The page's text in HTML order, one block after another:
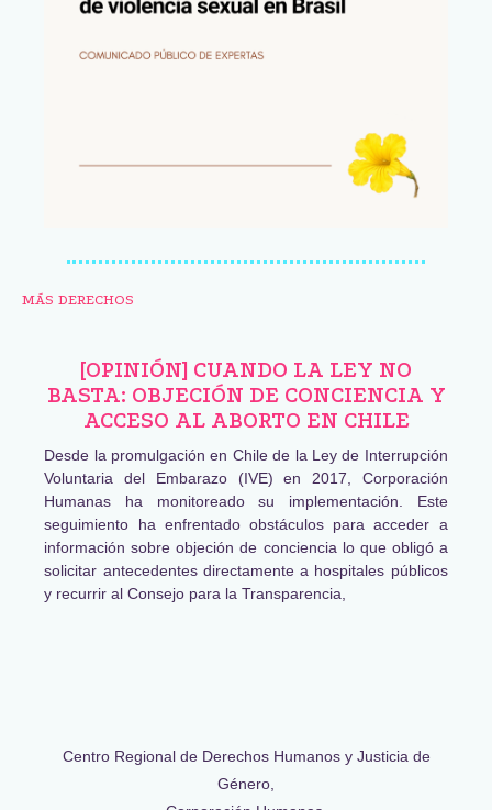
MÁS DERECHOS
[OPINIÓN] CUANDO LA LEY NO
BASTA: OBJECIÓN DE CONCIENCIA Y
ACCESO AL ABORTO EN CHILE
Desde la promulgación en Chile de la Ley de Interrupción
Voluntaria del Embarazo (IVE) en 2017, Corporación
Humanas ha monitoreado su implementación. Este
seguimiento ha enfrentado obstáculos para acceder a
información sobre objeción de conciencia lo que obligó a
solicitar antecedentes directamente a hospitales públicos
y recurrir al Consejo para la Transparencia,
Centro Regional de Derechos Humanos y Justicia de
Género,